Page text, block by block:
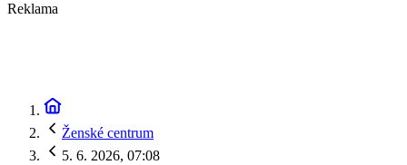
Reklama
Ženské centrum
5. 6. 2026, 07:08